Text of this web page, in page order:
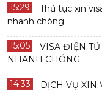
15:29
Thủ tục xin
nhanh chóng
15:05
VISA ĐIỆN TỬ
NHANH CHÓNG
14:33
DỊCH VỤ XIN